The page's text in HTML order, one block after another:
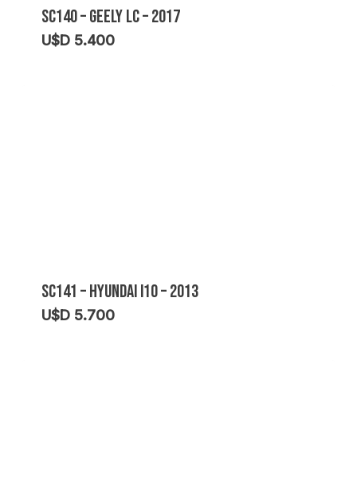
SC140 – GEELY LC – 2017
U$D 5.400
SC141 – HYUNDAI I10 – 2013
U$D 5.700